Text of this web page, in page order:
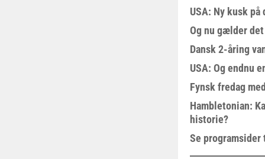
USA: Ny kusk på
Og nu gælder
Dansk 2-åring
USA: Og endnu
Fynsk fredag
Hambletonian:
historie?
Se